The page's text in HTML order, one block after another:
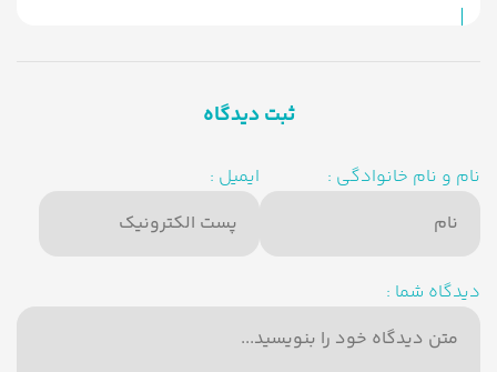
ثبت دیدگاه
نام و نام خانوادگی : ایمیل :
دیدگاه شما :